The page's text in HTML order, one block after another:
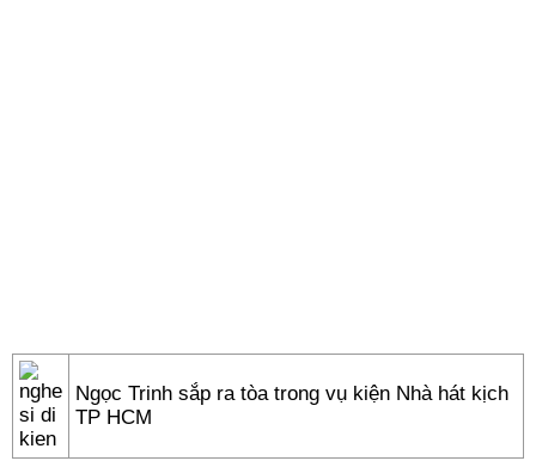
Ngọc Trinh sắp ra tòa trong vụ kiện Nhà hát kịch
TP HCM